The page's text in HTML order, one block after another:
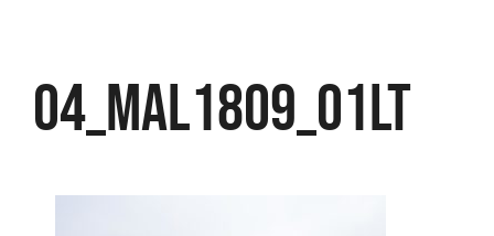
04_MAL1809_01LT